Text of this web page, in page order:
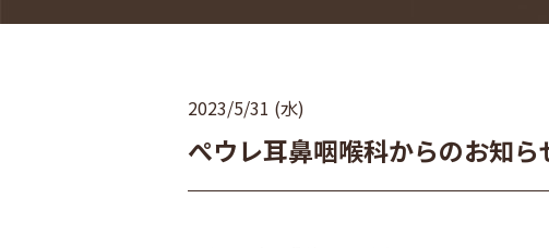
2023/5/31 (水)
ぺウレ耳鼻咽喉科からのお知ら